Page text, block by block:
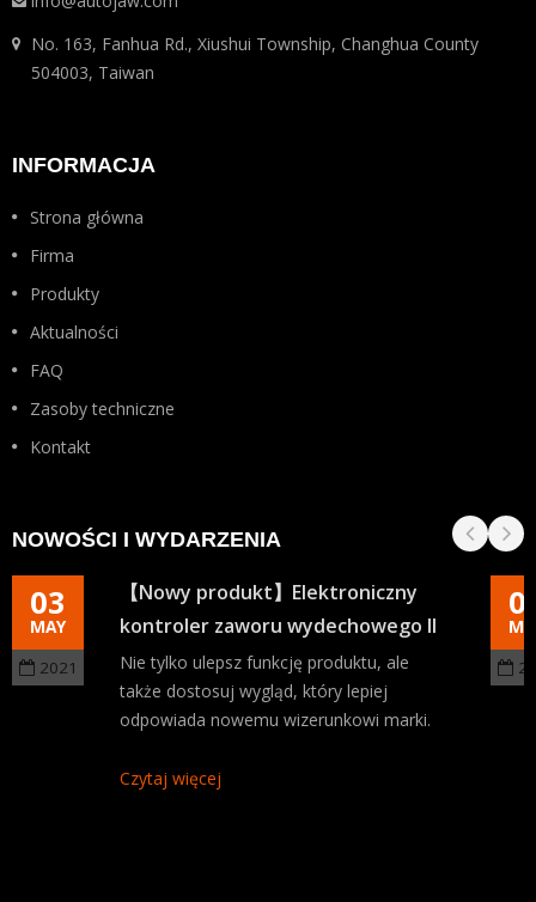
No. 163, Fanhua Rd., Xiushui Township, Changhua County
504003, Taiwan
INFORMACJA
Strona główna
Firma
Produkty
Aktualności
FAQ
Zasoby techniczne
Kontakt
NOWOŚCI I WYDARZENIA
03
MAY
2021
【Nowy produkt】Elektroniczny
kontroler zaworu wydechowego II
Nie tylko ulepsz funkcję produktu, ale
także dostosuj wygląd, który lepiej
odpowiada nowemu wizerunkowi marki.
Czytaj więcej